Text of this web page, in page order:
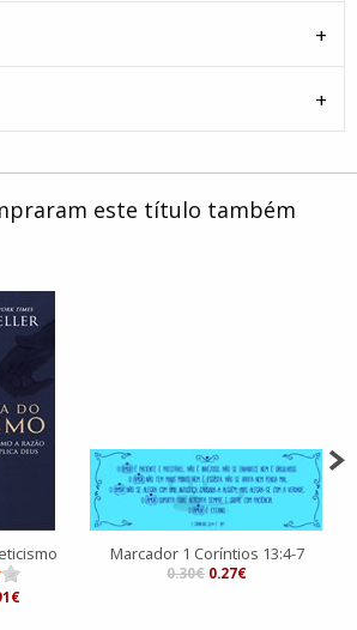
este título também
Marcador 1 Coríntios 13:4-7
0.30€ 0.27€